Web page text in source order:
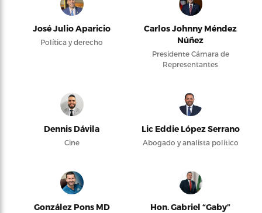
José Julio Aparicio
Política y derecho
Carlos Johnny Méndez
Núñez
Presidente Cámara de
Representantes
Dennis Dávila
Cine
Lic Eddie López Serrano
Abogado y analista político
González Pons MD
Hon. Gabriel “Gaby”